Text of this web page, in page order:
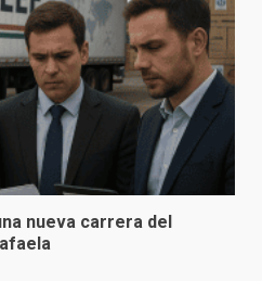
nueva carrera del